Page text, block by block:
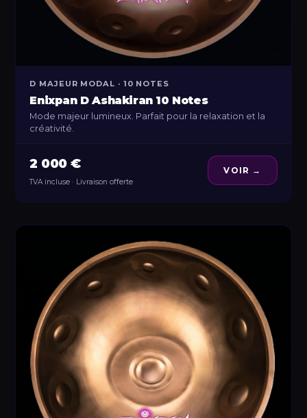
D MAJEUR MODAL · 10 NOTES
Enixpan D Ashakiran 10 Notes
Mode majeur lumineux. Parfait pour la relaxation et la
créativité.
2 000 €
TVA incluse · Livraison offerte
VOIR →